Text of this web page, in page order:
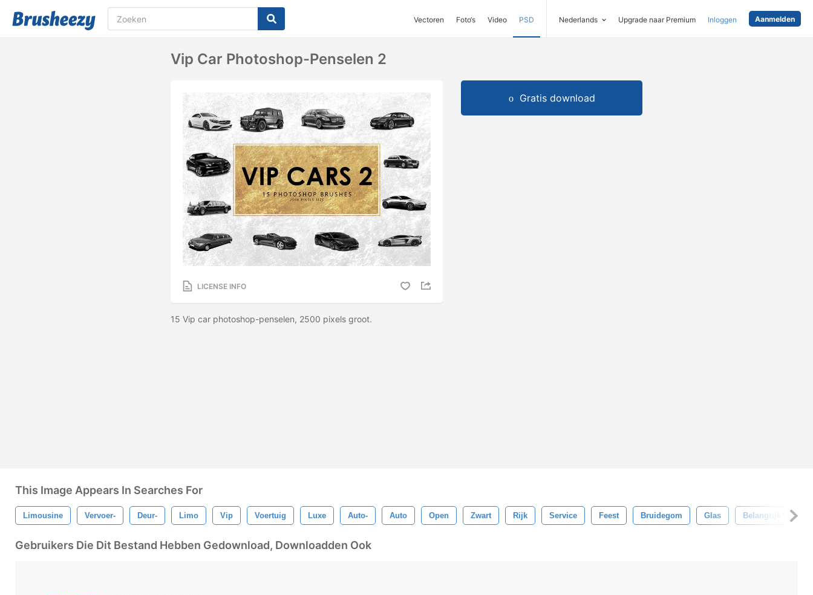
Vectoren Foto‘s Video PSD Nederlands Upgrade naar Premium Inloggen Aanmelden
Vip Car Photoshop-Penselen 2
LICENSE INFO
15 Vip car photoshop-penselen, 2500 pixels groot.
Gratis download
This Image Appears In Searches For
Limousine Vervoer- Deur- Limo Vip Voertuig Luxe Auto- Auto Open Zwart Rijk Service Feest Bruidegom Glas Belangrijk
Gebruikers Die Dit Bestand Hebben Gedownload, Downloadden Ook